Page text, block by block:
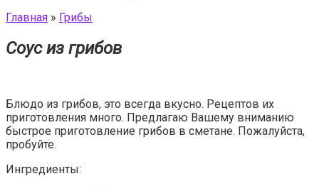
Главная » Грибы
Соус из грибов
Блюдо из грибов, это всегда вкусно. Рецептов их
приготовления много. Предлагаю Вашему вниманию
быстрое приготовление грибов в сметане. Пожалуйста,
пробуйте.
Ингредиенты: